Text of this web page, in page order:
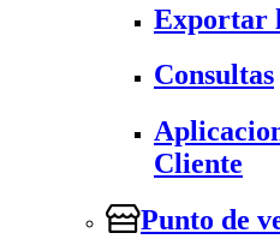
Exportar
Consultas
Cliente
Punto de